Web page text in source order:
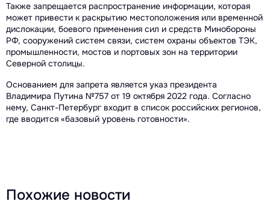
Также запрещается распространение информации, которая
может привести к раскрытию местоположения или временной
дислокации, боевого применения сил и средств Минобороны
РФ, сооружений систем связи, систем охраны объектов ТЭК,
промышленности, мостов и портовых зон на территории
Северной столицы.
Основанием для запрета является указ президента
Владимира Путина №757 от 19 октября 2022 года. Согласно
нему, Санкт-Петербург входит в список российских регионов,
где вводится «базовый уровень готовности».
Похожие новости